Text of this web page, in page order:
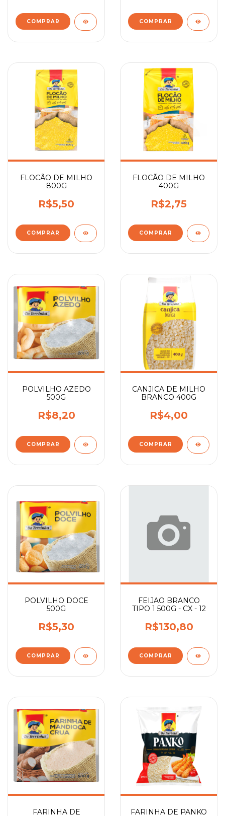
FLOCÃO DE MILHO
800G
R$5,50
FLOCÃO DE MILHO
400G
R$2,75
POLVILHO AZEDO
500G
R$8,20
CANJICA DE MILHO
BRANCO 400G
R$4,00
POLVILHO DOCE
500G
R$5,30
FEIJAO BRANCO
TIPO 1 500G - CX - 12
R$130,80
FARINHA DE
FARINHA DE PANKO